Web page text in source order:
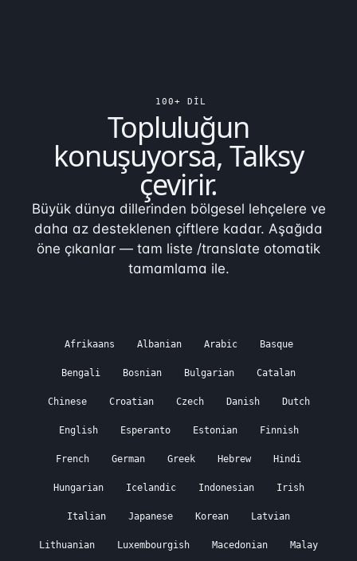
100+ DIL
Topluluğun
konuşuyorsa, Talksy
çevirir.
Büyük dünya dillerinden bölgesel lehçelere ve
daha az desteklenen çiftlere kadar. Aşağıda
öne çıkanlar — tam liste /translate otomatik
tamamlama ile.
Afrikaans Albanian Arabic Basque
Bengali Bosnian Bulgarian Catalan
Chinese Croatian Czech Danish Dutch
English Esperanto Estonian Finnish
French German Greek Hebrew Hindi
Hungarian Icelandic Indonesian Irish
Italian Japanese Korean Latvian
Lithuanian Luxembourgish Macedonian Malay